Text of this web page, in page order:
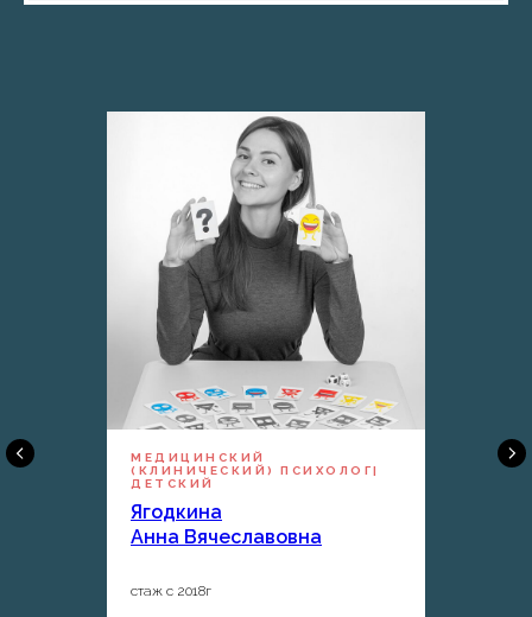
МЕДИЦИНСКИЙ
(КЛИНИЧЕСКИЙ) ПСИХОЛОГ|
ДЕТСКИЙ
Ягодкина
Анна Вячеславовна
стаж с 2018г